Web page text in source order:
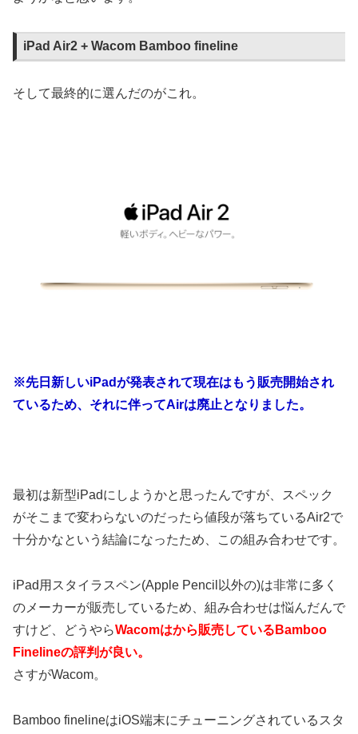
iPad Air2 + Wacom Bamboo fineline
そして最終的に選んだのがこれ。
※先日新しいiPadが発表されて現在はもう販売開始され
ているため、それに伴ってAirは廃止となりました。
最初は新型iPadにしようかと思ったんですが、スペック
がそこまで変わらないのだったら値段が落ちているAir2で
十分かなという結論になったため、この組み合わせです。
iPad用スタイラスペン(Apple Pencil以外の)は非常に多く
のメーカーが販売しているため、組み合わせは悩んだんで
すけど、どうやらWacomはから販売しているBamboo
Finelineの評判が良い。
さすがWacom。
Bamboo finelineはiOS端末にチューニングされているスタ